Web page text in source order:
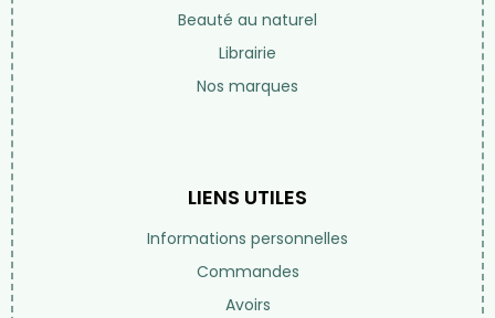
Beauté au naturel
Librairie
Nos marques
LIENS UTILES
Informations personnelles
Commandes
Avoirs